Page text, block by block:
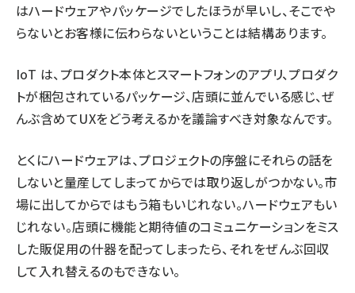
はハードウェアやパッケージでしたほうが早いし、そこでや
らないとお客様に伝わらないということは結構あります。
IoT は、プロダクト本体とスマートフォンのアプリ、プロダク
トが梱包されているパッケージ、店頭に並んでいる感じ、ぜ
んぶ含めてUXをどう考えるかを議論すべき対象なんです。
とくにハードウェアは、プロジェクトの序盤にそれらの話を
しないと量産してしまってからでは取り返しがつかない。市
場に出してからではもう箱もいじれない。ハードウェアもい
じれない。店頭に機能と期待値のコミュニケーションをミス
した販促用の什器を配ってしまったら、それをぜんぶ回収
して入れ替えるのもできない。